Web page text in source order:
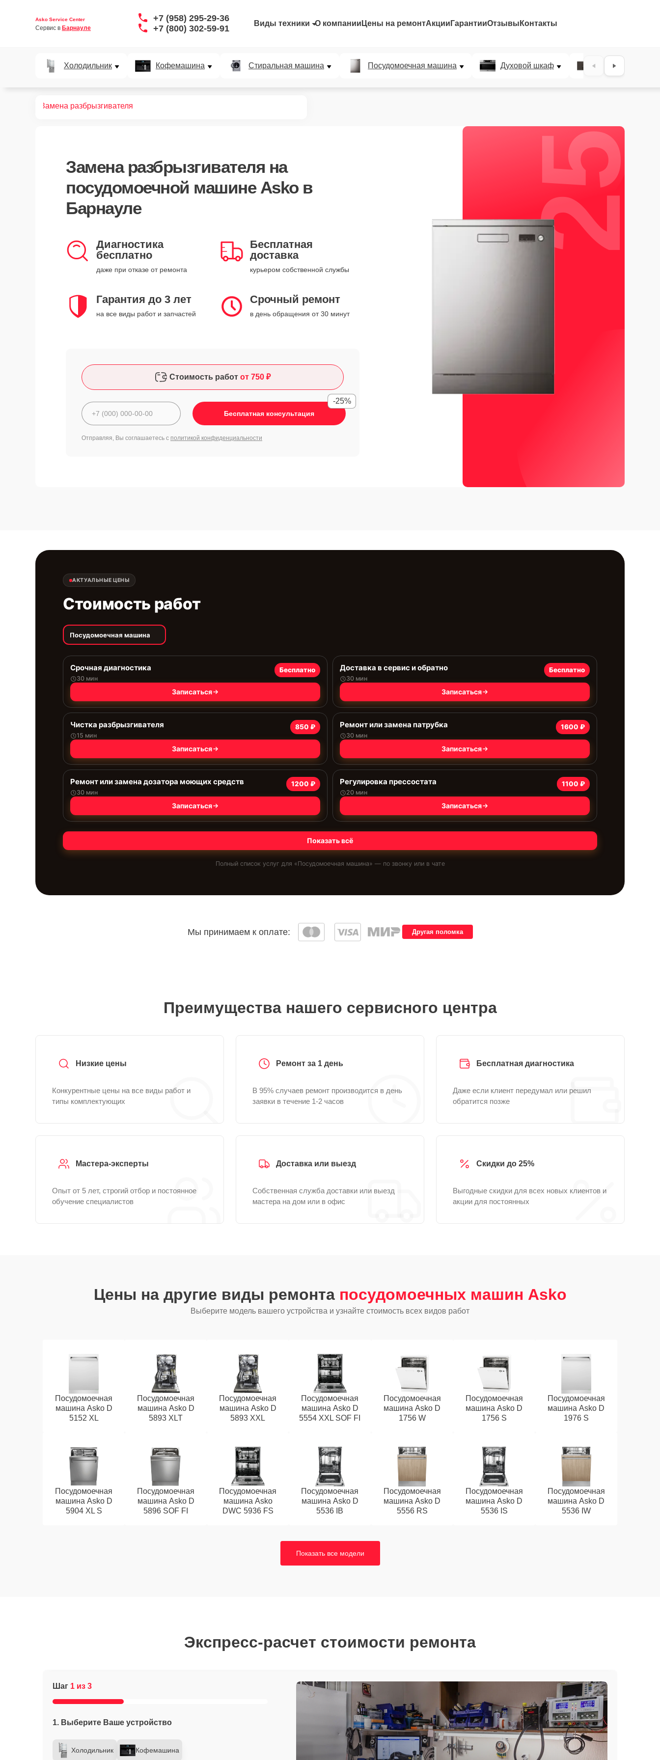
Asko Service Center
Сервис в Барнауле
+7 (958) 295-29-36
+7 (800) 302-59-91
Виды техники О компании Цены на ремонтАкции ГарантииОтзывы Контакты
Холодильник Кофемашина Стиральная машина Посудомоечная машина Духовой шкаф Варочная
Замена разбрызгивателя
Замена разбрызгивателя на
посудомоечной машине Asko в
Барнауле
Диагностика
бесплатно
даже при отказе от ремонта
Бесплатная
доставка
курьером собственной службы
Гарантия до 3 лет
на все виды работ и запчастей
Срочный ремонт
в день обращения от 30 минут
Стоимость работ от 750 ₽
Бесплатная консультация
-25%
Отправляя, Вы соглашаетесь с политикой конфиденциальности
25%
АКТУАЛЬНЫЕ ЦЕНЫ
Стоимость работ
Посудомоечная машина
Срочная диагностика
30 мин
Бесплатно
Записаться
Доставка в сервис и обратно
30 мин
Бесплатно
Записаться
Чистка разбрызгивателя
15 мин
850 ₽
Записаться
Ремонт или замена патрубка
30 мин
1600 ₽
Записаться
Ремонт или замена дозатора моющих средств
30 мин
1200 ₽
Записаться
Регулировка прессостата
20 мин
1100 ₽
Записаться
Показать всё
Полный список услуг для «Посудомоечная машина» — по звонку или в чате
Мы принимаем к оплате: Другая поломка
Преимущества нашего сервисного центра
Низкие цены
Конкурентные цены на все виды работ и
типы комплектующих
Ремонт за 1 день
В 95% случаев ремонт производится в день
заявки в течение 1-2 часов
Бесплатная диагностика
Даже если клиент передумал или решил
обратится позже
Мастера-эксперты
Опыт от 5 лет, строгий отбор и постоянное
обучение специалистов
Доставка или выезд
Собственная служба доставки или выезд
мастера на дом или в офис
Скидки до 25%
Выгодные скидки для всех новых клиентов и
акции для постоянных
Цены на другие виды ремонта посудомоечных машин Asko
Выберите модель вашего устройства и узнайте стоимость всех видов работ
Посудомоечная
машина Asko D
5152 XL
Посудомоечная
машина Asko D
5893 XLT
Посудомоечная
машина Asko D
5893 XXL
Посудомоечная
машина Asko D
5554 XXL SOF FI
Посудомоечная
машина Asko D
1756 W
Посудомоечная
машина Asko D
1756 S
Посудомоечная
машина Asko D
1976 S
Посудомоечная
машина Asko D
5904 XL S
Посудомоечная
машина Asko D
5896 SOF FI
Посудомоечная
машина Asko
DWC 5936 FS
Посудомоечная
машина Asko D
5536 IB
Посудомоечная
машина Asko D
5556 RS
Посудомоечная
машина Asko D
5536 IS
Посудомоечная
машина Asko D
5536 IW
Показать все модели
Экспресс-расчет стоимости ремонта
Шаг 1 из 3
1. Выберите Ваше устройство
Холодильник Кофемашина